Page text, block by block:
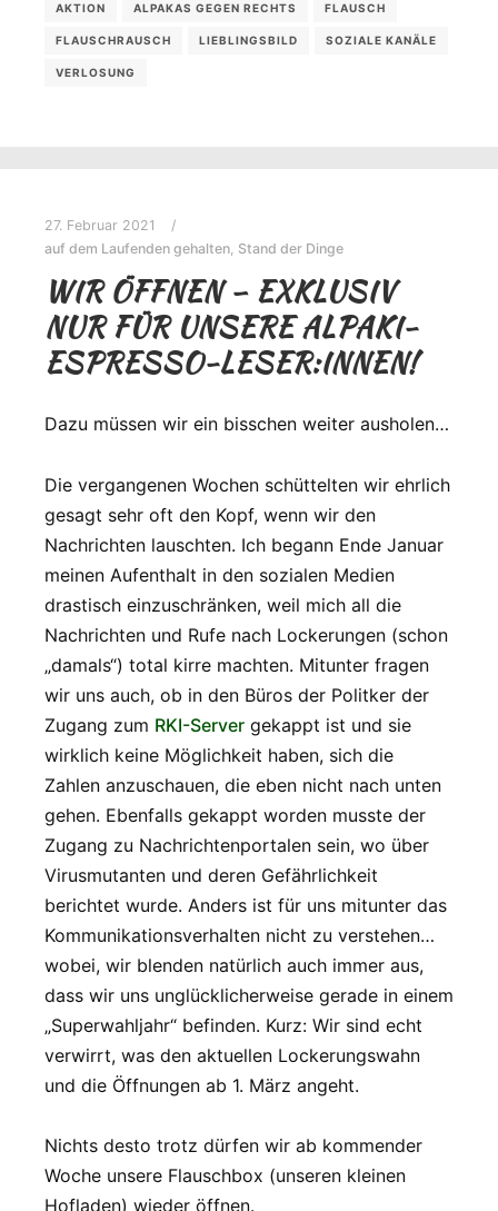
AKTION ALPAKAS GEGEN RECHTS FLAUSCH
FLAUSCHRAUSCH LIEBLINGSBILD SOZIALE KANÄLE
VERLOSUNG
27. Februar 2021
auf dem Laufenden gehalten Stand der Dinge
WIR ÖFFNEN – EXKLUSIV
NUR FÜR UNSERE ALPAKI-
ESPRESSO-LESER:INNEN!
Dazu müssen wir ein bisschen weiter ausholen…
Die vergangenen Wochen schüttelten wir ehrlich
gesagt sehr oft den Kopf, wenn wir den
Nachrichten lauschten. Ich begann Ende Januar
meinen Aufenthalt in den sozialen Medien
drastisch einzuschränken, weil mich all die
Nachrichten und Rufe nach Lockerungen (schon
„damals“) total kirre machten. Mitunter fragen
wir uns auch, ob in den Büros der Politker der
Zugang zum RKI-Server gekappt ist und sie
wirklich keine Möglichkeit haben, sich die
Zahlen anzuschauen, die eben nicht nach unten
gehen. Ebenfalls gekappt worden musste der
Zugang zu Nachrichtenportalen sein, wo über
Virusmutanten und deren Gefährlichkeit
berichtet wurde. Anders ist für uns mitunter das
Kommunikationsverhalten nicht zu verstehen…
wobei, wir blenden natürlich auch immer aus,
dass wir uns unglücklicherweise gerade in einem
„Superwahljahr“ befinden. Kurz: Wir sind echt
verwirrt, was den aktuellen Lockerungswahn
und die Öffnungen ab 1. März angeht.
Nichts desto trotz dürfen wir ab kommender
Woche unsere Flauschbox (unseren kleinen
Hofladen) wieder öffnen.